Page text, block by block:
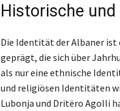
Historische
Die Identität der Albaner
geprägt, die sich über
als nur eine ethnische
und religiösen Identitäten
Lubonja und Dritëro Agolli